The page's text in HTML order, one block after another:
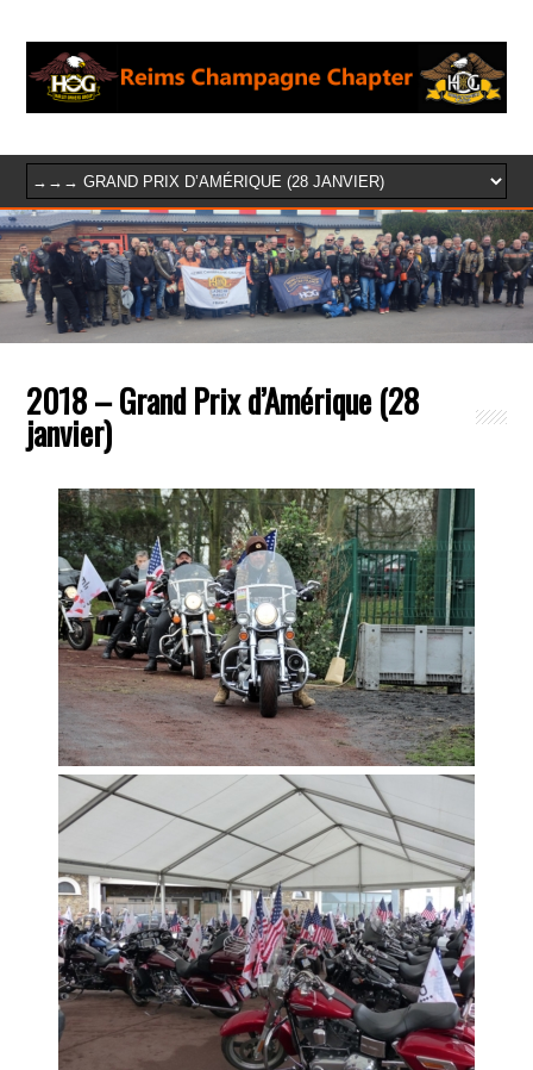
2018 – Grand Prix d’Amérique (28
janvier)